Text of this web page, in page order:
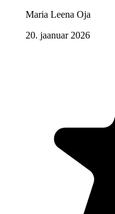
Maria Leena Oja
20. jaanuar 2026